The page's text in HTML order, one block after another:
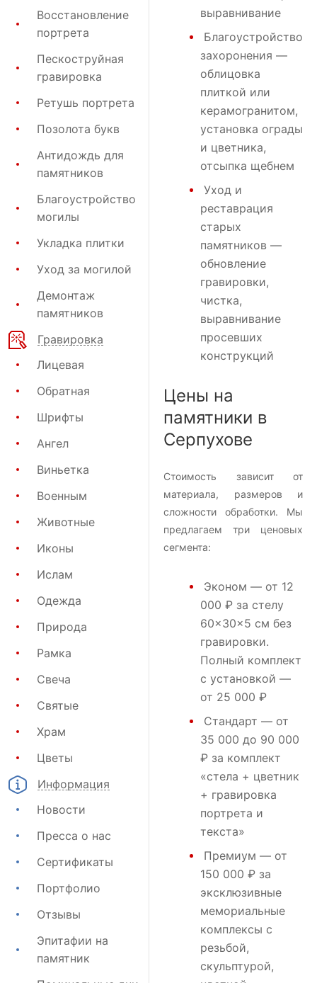
Восстановление
портрета
Пескоструйная
гравировка
Ретушь портрета
Позолота букв
Антидождь для
памятников
Благоустройство
могилы
Укладка плитки
Уход за могилой
Демонтаж
памятников
Гравировка
Лицевая
Обратная
Шрифты
Ангел
Виньетка
Военным
Животные
Иконы
Ислам
Одежда
Природа
Рамка
Свеча
Святые
Храм
Цветы
Информация
Новости
Пресса о нас
Сертификаты
Портфолио
Отзывы
Эпитафии на
памятник
выравнивание
Благоустройство
захоронения —
облицовка
плиткой или
керамогранитом,
установка ограды
и цветника,
отсыпка щебнем
Уход и
реставрация
старых
памятников —
обновление
гравировки,
чистка,
выравнивание
просевших
конструкций
Цены на
памятники в
Серпухове
Стоимость зависит от
материала, размеров и
сложности обработки. Мы
предлагаем три ценовых
сегмента:
Эконом — от 12
000 ₽ за стелу
60×30×5 см без
гравировки.
Полный комплект
с установкой —
от 25 000 ₽
Стандарт — от
35 000 до 90 000
₽ за комплект
«стела + цветник
+ гравировка
портрета и
текста»
Премиум — от
150 000 ₽ за
эксклюзивные
мемориальные
комплексы с
резьбой,
скульптурой,